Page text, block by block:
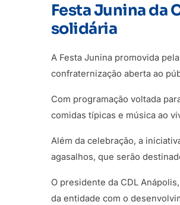
Festa Junina da
solidária
A Festa Junina promovida
confraternização aberta ao
Com programação voltada
comidas típicas e música ao
Além da celebração, a
agasalhos, que serão
O presidente da CDL
da entidade com o